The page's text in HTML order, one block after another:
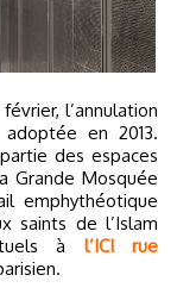
en 2013.
des espaces
Grande Mosquée
emphythéotique
saints de l’Islam
à l’ICI rue